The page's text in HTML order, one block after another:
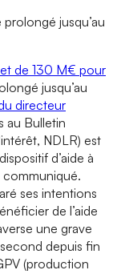
jusqu’au
de 130 M€ pour
jusqu’au
directeur
au Bulletin
NDLR) est
d’aide à
communiqué.
ses intentions
de l’aide
une grave
depuis fin
(production